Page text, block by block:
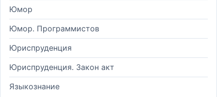
Юмор
Юмор. Программистов
Юриспруденция
Юриспруденция. Закон акт
Языкознание